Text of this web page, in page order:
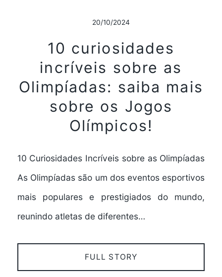
20/10/2024
10 curiosidades
incríveis sobre as
Olimpíadas: saiba mais
sobre os Jogos
Olímpicos!
10 Curiosidades Incríveis sobre as Olimpíadas
As Olimpíadas são um dos eventos esportivos
mais populares e prestigiados do mundo,
reunindo atletas de diferentes…
FULL STORY